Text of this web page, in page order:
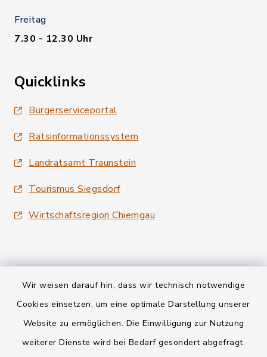
Wir weisen darauf hin, dass wir technisch notwendige
Cookies einsetzen, um eine optimale Darstellung unserer
Website zu ermöglichen. Die Einwilligung zur Nutzung
weiterer Dienste wird bei Bedarf gesondert abgefragt.
Freitag
7.30 - 12.30 Uhr
Quicklinks
Bürgerserviceportal
Ratsinformationssystem
Landratsamt Traunstein
Tourismus Siegsdorf
Wirtschaftsregion Chiemgau
Kontakt